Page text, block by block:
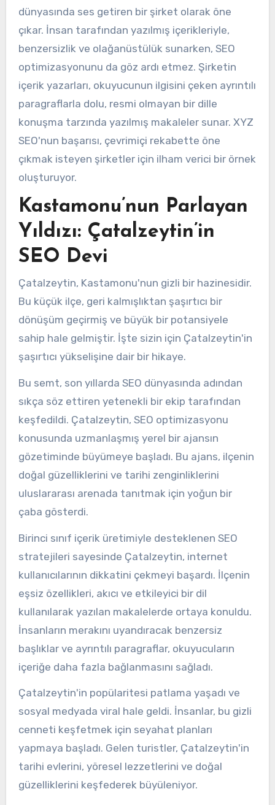
dünyasında ses getiren bir şirket olarak öne
çıkar. İnsan tarafından yazılmış içerikleriyle,
benzersizlik ve olağanüstülük sunarken, SEO
optimizasyonunu da göz ardı etmez. Şirketin
içerik yazarları, okuyucunun ilgisini çeken ayrıntılı
paragraflarla dolu, resmi olmayan bir dille
konuşma tarzında yazılmış makaleler sunar. XYZ
SEO'nun başarısı, çevrimiçi rekabette öne
çıkmak isteyen şirketler için ilham verici bir örnek
oluşturuyor.
Kastamonu’nun Parlayan
Yıldızı: Çatalzeytin’in
SEO Devi
Çatalzeytin, Kastamonu'nun gizli bir hazinesidir.
Bu küçük ilçe, geri kalmışlıktan şaşırtıcı bir
dönüşüm geçirmiş ve büyük bir potansiyele
sahip hale gelmiştir. İşte sizin için Çatalzeytin'in
şaşırtıcı yükselişine dair bir hikaye.
Bu semt, son yıllarda SEO dünyasında adından
sıkça söz ettiren yetenekli bir ekip tarafından
keşfedildi. Çatalzeytin, SEO optimizasyonu
konusunda uzmanlaşmış yerel bir ajansın
gözetiminde büyümeye başladı. Bu ajans, ilçenin
doğal güzelliklerini ve tarihi zenginliklerini
uluslararası arenada tanıtmak için yoğun bir
çaba gösterdi.
Birinci sınıf içerik üretimiyle desteklenen SEO
stratejileri sayesinde Çatalzeytin, internet
kullanıcılarının dikkatini çekmeyi başardı. İlçenin
eşsiz özellikleri, akıcı ve etkileyici bir dil
kullanılarak yazılan makalelerde ortaya konuldu.
İnsanların merakını uyandıracak benzersiz
başlıklar ve ayrıntılı paragraflar, okuyucuların
içeriğe daha fazla bağlanmasını sağladı.
Çatalzeytin'in popülaritesi patlama yaşadı ve
sosyal medyada viral hale geldi. İnsanlar, bu gizli
cenneti keşfetmek için seyahat planları
yapmaya başladı. Gelen turistler, Çatalzeytin'in
tarihi evlerini, yöresel lezzetlerini ve doğal
güzelliklerini keşfederek büyüleniyor.